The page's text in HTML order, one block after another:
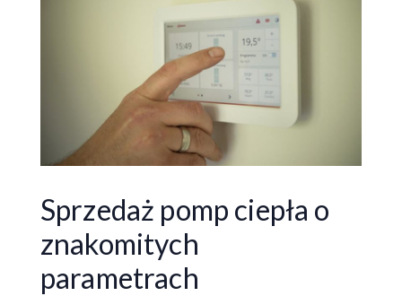
Sprzedaż pomp ciepła o
znakomitych
parametrach